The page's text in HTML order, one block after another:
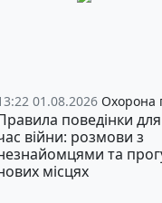
01.08.2026 Охорона
поведінки для
війни: розмови з
та
місцях